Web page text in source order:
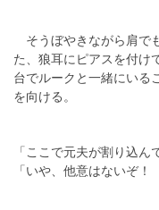
そうぼやきながら肩で
た、狼耳にピアスを付け
台でルークと一緒にいる
を向ける。
「ここで元夫が割り込ん
「いや、他意はないぞ